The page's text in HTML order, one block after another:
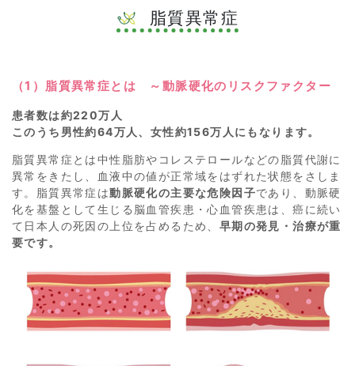
脂質異常症
（1）脂質異常症とは ～動脈硬化のリスクファクター
患者数は約220万人
このうち男性約64万人、女性約156万人にもなります。
脂質異常症とは中性脂肪やコレステロールなどの脂質代謝に
異常をきたし、血液中の値が正常域をはずれた状態をさしま
す。脂質異常症は動脈硬化の主要な危険因子であり、動脈硬
化を基盤として生じる脳血管疾患・心血管疾患は、癌に続い
て日本人の死因の上位を占めるため、 早期の発見・治療が重
要です。